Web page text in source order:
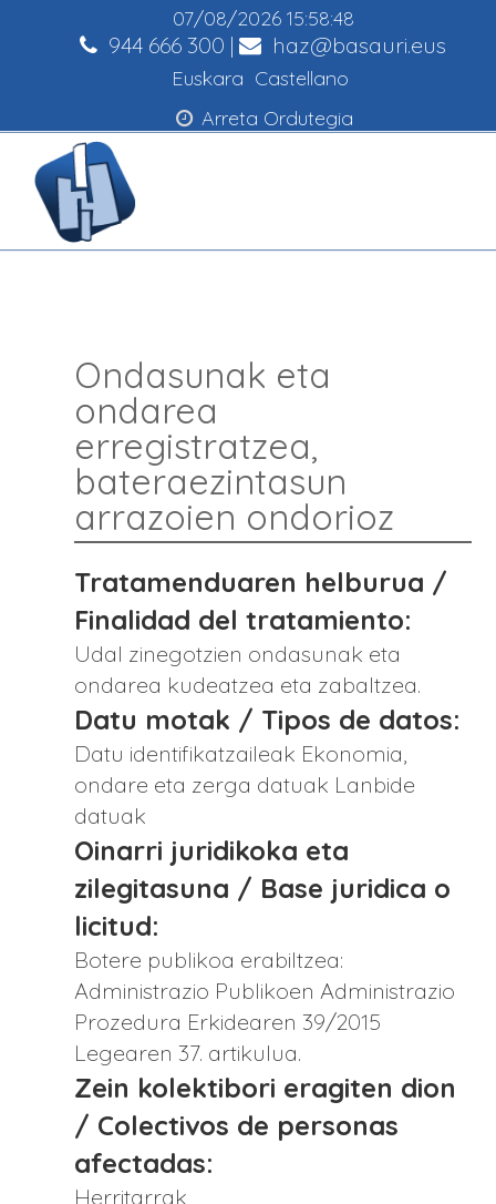
07/08/2026 15:58:49
944 666 300 | haz@basauri.eus
Euskara Castellano
Arreta Ordutegia
Ondasunak eta
ondarea
erregistratzea,
bateraezintasun
arrazoien ondorioz
Tratamenduaren helburua /
Finalidad del tratamiento:
Udal zinegotzien ondasunak eta
ondarea kudeatzea eta zabaltzea.
Datu motak / Tipos de datos:
Datu identifikatzaileak Ekonomia,
ondare eta zerga datuak Lanbide
datuak
Oinarri juridikoka eta
zilegitasuna / Base juridica o
licitud:
Botere publikoa erabiltzea:
Administrazio Publikoen Administrazio
Prozedura Erkidearen 39/2015
Legearen 37. artikulua.
Zein kolektibori eragiten dion
/ Colectivos de personas
afectadas:
Herritarrak